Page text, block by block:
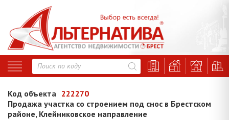
Код объекта 222270
Продажа участка со строением под снос в Брестском
районе, Клейниковское направление